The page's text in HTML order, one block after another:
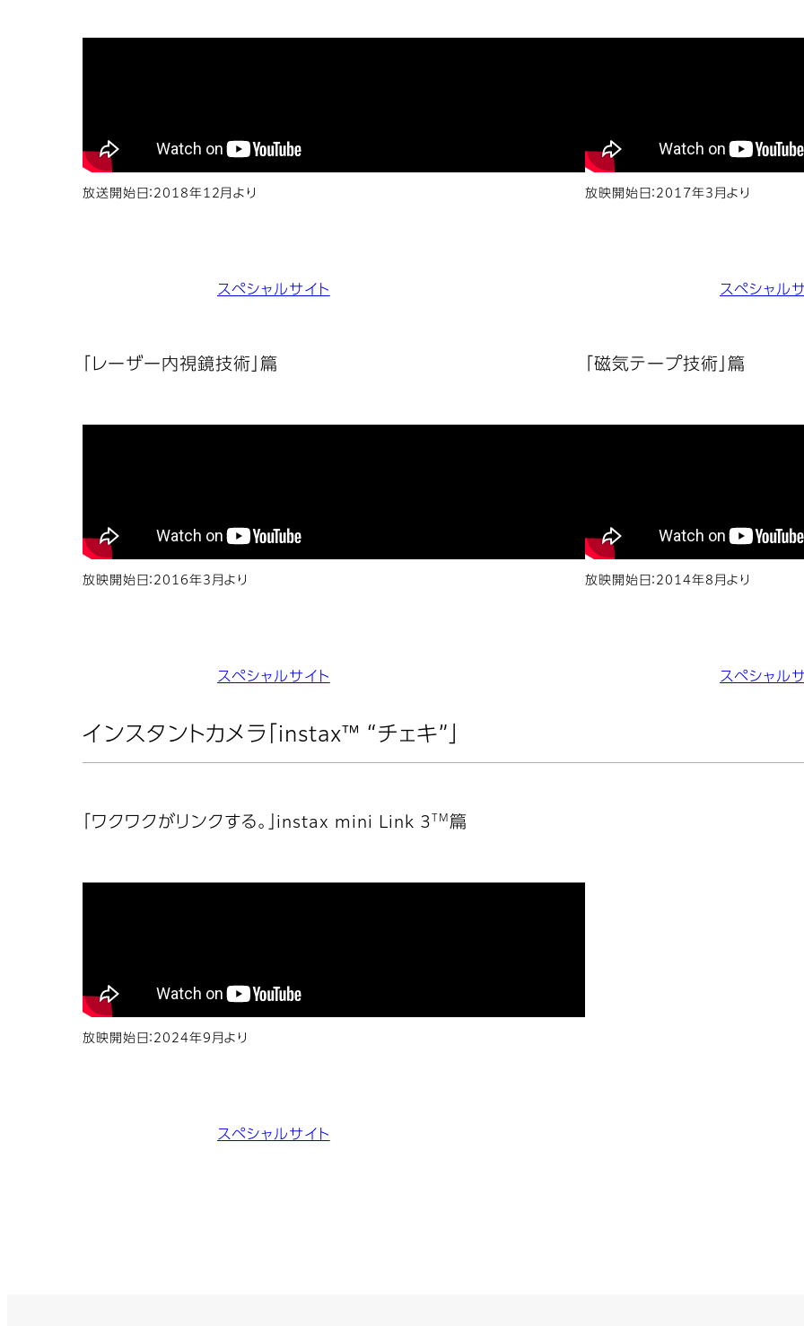
放送開始日：2018年12月より
スペシャルサイト
放映開始日：2017年3月より
スペシャル
「レーザー内視鏡技術」篇
放映開始日：2016年3月より
スペシャルサイト
「磁気テープ技術」篇
放映開始日：2014年8月より
スペシャル
インスタントカメラ「instax™ “チェキ”」
「ワクワクがリンクする。」instax mini Link 3 TM 篇
放映開始日：2024年9月より
スペシャルサイト